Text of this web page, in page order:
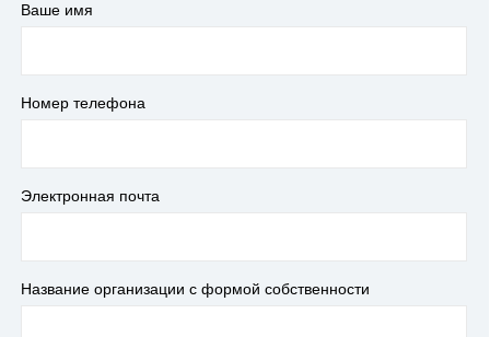
Ваше имя
Номер телефона
Электронная почта
Название организации с формой собственности